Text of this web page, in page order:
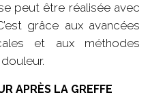
peut être réalisée avec
grâce aux avancées
et aux méthodes
APRÈS LA GREFFE